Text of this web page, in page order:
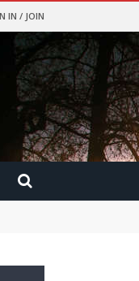
IN / JOIN